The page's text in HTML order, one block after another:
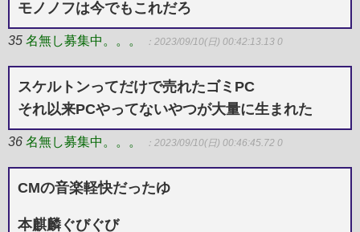
モノノフは今でもこれだろ
35 名無し募集中。。。 ：2023/09/10(日) 00:42:13.13 0
スケルトンってだけで売れたゴミPC
それ以来PCやってないやつが大量に生まれた
36 名無し募集中。。。 ：2023/09/10(日) 00:46:45.72 0
CMの音楽軽快だったゆ
本麒麟ぐびぐび